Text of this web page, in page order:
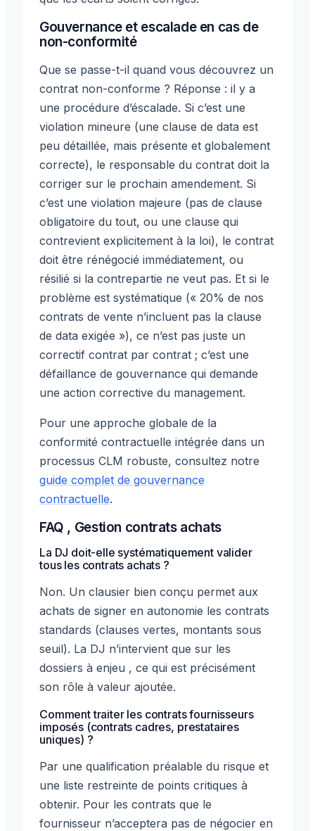
Gouvernance et escalade en cas de
non-conformité
Que se passe-t-il quand vous découvrez un
contrat non-conforme ? Réponse : il y a
une procédure d’éscalade. Si c’est une
violation mineure (une clause de data est
peu détaillée, mais présente et globalement
correcte), le responsable du contrat doit la
corriger sur le prochain amendement. Si
c’est une violation majeure (pas de clause
obligatoire du tout, ou une clause qui
contrevient explicitement à la loi), le contrat
doit être rénégocié immédiatement, ou
résilié si la contrepartie ne veut pas. Et si le
problème est systématique (« 20% de nos
contrats de vente n’incluent pas la clause
de data exigée »), ce n’est pas juste un
correctif contrat par contrat ; c’est une
défaillance de gouvernance qui demande
une action corrective du management.
Pour une approche globale de la
conformité contractuelle intégrée dans un
processus CLM robuste, consultez notre
guide complet de gouvernance
contractuelle.
FAQ , Gestion contrats achats
La DJ doit-elle systématiquement valider
tous les contrats achats ?
Non. Un clausier bien conçu permet aux
achats de signer en autonomie les contrats
standards (clauses vertes, montants sous
seuil). La DJ n’intervient que sur les
dossiers à enjeu , ce qui est précisément
son rôle à valeur ajoutée.
Comment traiter les contrats fournisseurs
imposés (contrats cadres, prestataires
uniques) ?
Par une qualification préalable du risque et
une liste restreinte de points critiques à
obtenir. Pour les contrats que le
fournisseur n’acceptera pas de négocier en